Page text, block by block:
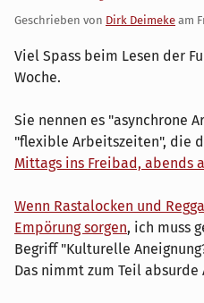
Geschrieben von Dirk Deimeke am
Viel Spass beim Lesen der
Woche.
Sie nennen es "asynchrone
"flexible Arbeitszeiten", die
Mittags ins Freibad, abends
Wenn Rastalocken und
Empörung sorgen, ich muss
Begriff "Kulturelle
Das nimmt zum Teil absurde